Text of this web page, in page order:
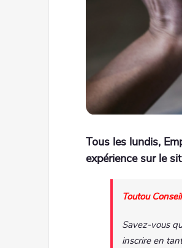
Tous les lundis,
expérience sur le
Toutou
Savez-vous
inscrire en